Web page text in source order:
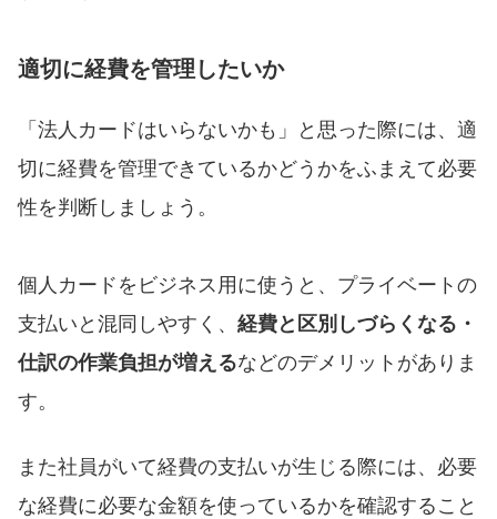
適切に経費を管理したいか
「法人カードはいらないかも」と思った際には、適
切に経費を管理できているかどうかをふまえて必要
性を判断しましょう。
個人カードをビジネス用に使うと、プライベートの
支払いと混同しやすく、 経費と区別しづらくなる・
仕訳の作業負担が増えるなどのデメリットがありま
す。
また社員がいて経費の支払いが生じる際には、必要
な経費に必要な金額を使っているかを確認すること